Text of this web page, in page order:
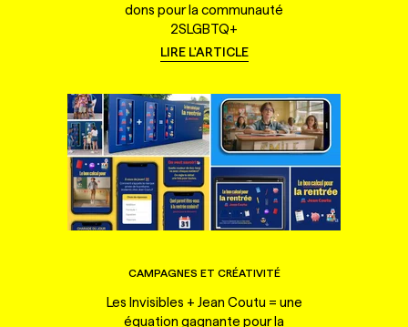
dons pour la communauté
2SLGBTQ+
LIRE L'ARTICLE
CAMPAGNES ET CRÉATIVITÉ
Les Invisibles + Jean Coutu = une
équation gagnante pour la